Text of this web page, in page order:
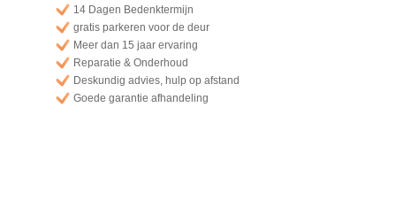
14 Dagen Bedenktermijn
gratis parkeren voor de deur
Meer dan 15 jaar ervaring
Reparatie & Onderhoud
Deskundig advies, hulp op afstand
Goede garantie afhandeling